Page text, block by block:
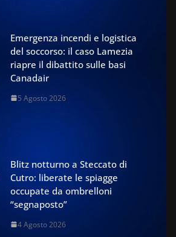
Emergenza incendi e logistica
del soccorso: il caso Lamezia
riapre il dibattito sulle basi
Canadair
5 Agosto 2026
Blitz notturno a Steccato di
Cutro: liberate le spiagge
occupate da ombrelloni
“segnaposto”
4 Agosto 2026